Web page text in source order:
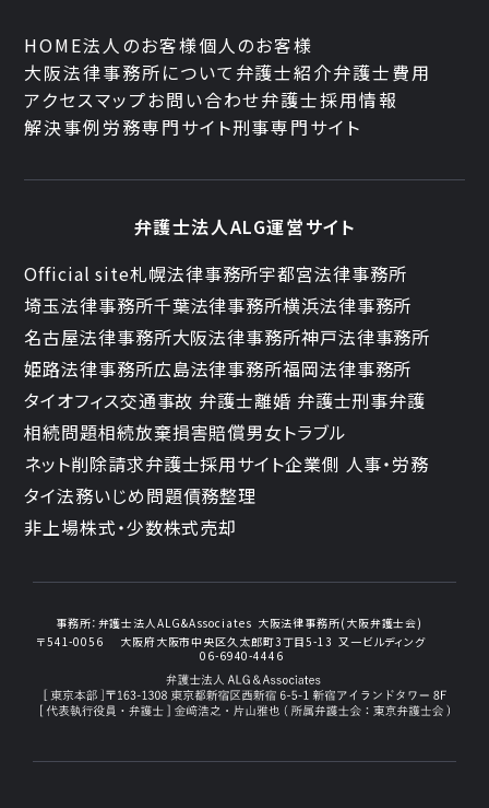
HOME法人のお客様個人のお客様
大阪法律事務所について 弁護士紹介弁護士費用
アクセスマップお問い合わせ弁護士採用情報
解決事例労務専門サイト刑事専門サイト
弁護士法人ALG運営サイト
Official site札幌法律事務所宇都宮法律事務所
埼玉法律事務所千葉法律事務所横浜法律事務所
名古屋法律事務所大阪法律事務所神戸法律事務所
姫路法律事務所広島法律事務所福岡法律事務所
タイオフィス交通事故 弁護士離婚 弁護士刑事弁護
相続問題相続放棄損害賠償男女トラブル
ネット削除請求弁護士採用サイト企業側 人事・労務
タイ法務いじめ問題債務整理
非上場株式・少数株式売却
事務所： 弁護士法人ALG&Associates 大阪法律事務所(大阪弁護士会)
〒541-0056
大阪府大阪市中央区久太郎町3丁目5-13 又一ビルディング
06-6940-4446